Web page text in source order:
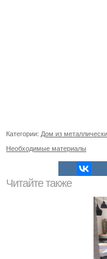
Категории: Дом из
Необходимые материалы
Читайте также